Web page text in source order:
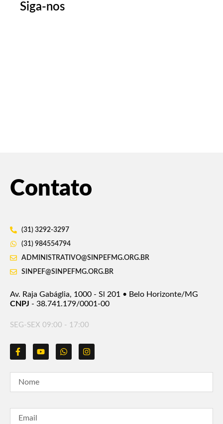
Siga-nos
Contato
(31) 3292-3297
(31) 984554794
ADMINISTRATIVO@SINPEFMG.ORG.BR
SINPEF@SINPEFMG.ORG.BR
Av. Raja Gabáglia, 1000 - Sl 201 • Belo Horizonte/MG
CNPJ - 38.741.179/0001-00
SEG-SEX 09:00 - 17:00